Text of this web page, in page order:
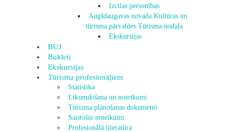
Izcilas personības
Augšdaugavas novada Kultūras un
tūrisma pārvaldes Tūrisma nodaļa
Ekskursijas
BUJ
Bukleti
Ekskursijas
Tūrisma profesionāļiem
Statistika
Likumdošana un noteikumi
Tūrisma plānošanas dokumenti
Saistošie noteikumi
Profesionālā literatūra